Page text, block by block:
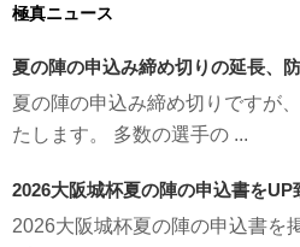
極真ニュース
夏の陣の申込み締め切りの延長、
夏の陣の申込み締め切りですが
たします。 多数の選手の ...
2026大阪城杯夏の陣の申込書をUP
2026大阪城杯夏の陣の申込書を